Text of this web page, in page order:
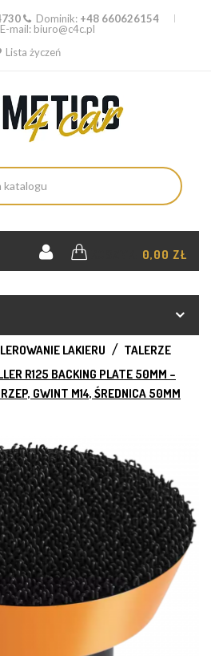
Dominik: +48 660626154
E-mail: biuro@c4c.pl
Lista życzeń
0,00 ZŁ
LAKIERU
TALERZE
R125 BACKING PLATE 50MM –
GWINT M14, ŚREDNICA 50MM